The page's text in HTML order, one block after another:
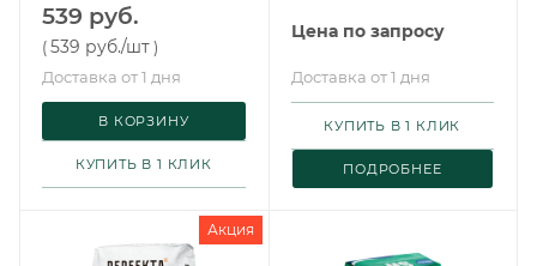
539 руб.
(539 руб./шт)
Доставка от 1 дня
В КОРЗИНУ
КУПИТЬ В 1 КЛИК
Цена по запросу
Доставка от 1 дня
ПОДРОБНЕЕ
КУПИТЬ В 1 КЛИК
Акция